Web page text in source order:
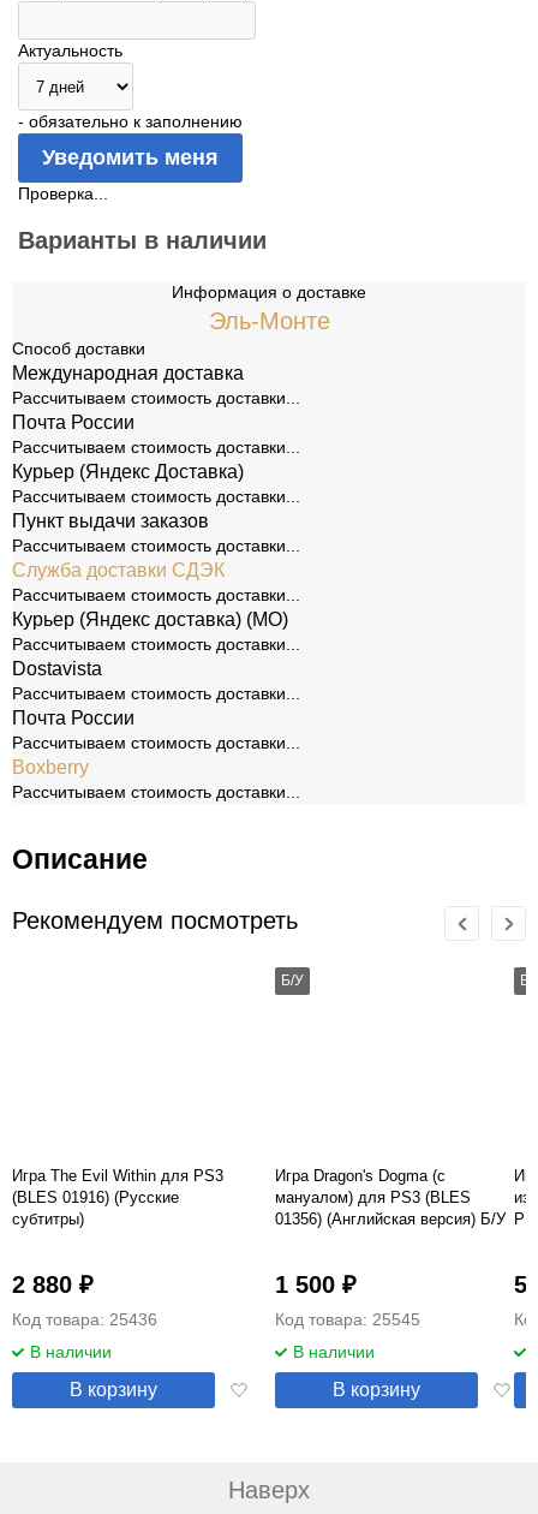
Актуальность
- обязательно к заполнению
Проверка...
Варианты в наличии
Информация о доставке
Эль-Монте
Способ доставки
Международная доставка
Рассчитываем стоимость доставки...
Почта России
Рассчитываем стоимость доставки...
Курьер (Яндекс Доставка)
Рассчитываем стоимость доставки...
Пункт выдачи заказов
Рассчитываем стоимость доставки...
Служба доставки СДЭК
Рассчитываем стоимость доставки...
Курьер (Яндекс доставка) (МО)
Рассчитываем стоимость доставки...
Dostavista
Рассчитываем стоимость доставки...
Почта России
Рассчитываем стоимость доставки...
Boxberry
Рассчитываем стоимость доставки...
Описание
Рекомендуем посмотреть
Игра The Evil Within для PS3
(BLES 01916) (Русские
субтитры)
2 880 ₽
Код товара: 25436
В наличии
Добавить
В корзину
Б/У
Игра Dragon's Dogma (с
мануалом) для PS3 (BLES
01356) (Английская версия) Б/У
1 500 ₽
Код товара: 25545
В наличии
В корзину
Б/
5
Наверх